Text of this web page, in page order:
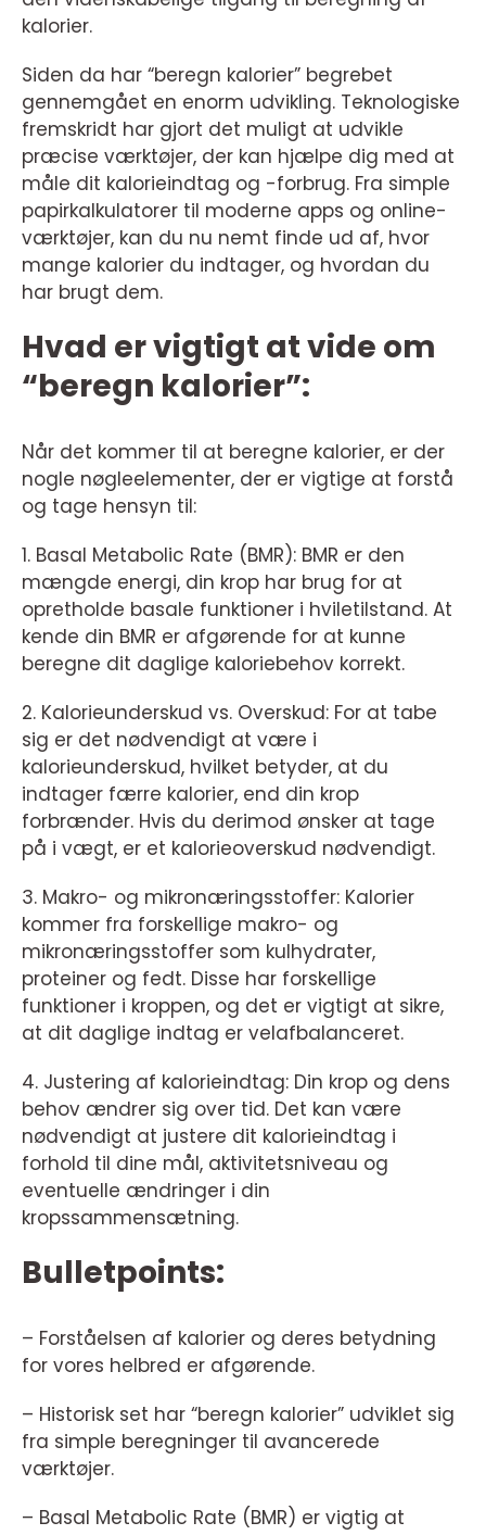
kalorier.
Siden da har “beregn kalorier” begrebet
gennemgået en enorm udvikling. Teknologiske
fremskridt har gjort det muligt at udvikle
præcise værktøjer, der kan hjælpe dig med at
måle dit kalorieindtag og -forbrug. Fra simple
papirkalkulatorer til moderne apps og online-
værktøjer, kan du nu nemt finde ud af, hvor
mange kalorier du indtager, og hvordan du
har brugt dem.
Hvad er vigtigt at vide om
“beregn kalorier”:
Når det kommer til at beregne kalorier, er der
nogle nøgleelementer, der er vigtige at forstå
og tage hensyn til:
1. Basal Metabolic Rate (BMR): BMR er den
mængde energi, din krop har brug for at
opretholde basale funktioner i hviletilstand. At
kende din BMR er afgørende for at kunne
beregne dit daglige kaloriebehov korrekt.
2. Kalorieunderskud vs. Overskud: For at tabe
sig er det nødvendigt at være i
kalorieunderskud, hvilket betyder, at du
indtager færre kalorier, end din krop
forbrænder. Hvis du derimod ønsker at tage
på i vægt, er et kalorieoverskud nødvendigt.
3. Makro- og mikronæringsstoffer: Kalorier
kommer fra forskellige makro- og
mikronæringsstoffer som kulhydrater,
proteiner og fedt. Disse har forskellige
funktioner i kroppen, og det er vigtigt at sikre,
at dit daglige indtag er velafbalanceret.
4. Justering af kalorieindtag: Din krop og dens
behov ændrer sig over tid. Det kan være
nødvendigt at justere dit kalorieindtag i
forhold til dine mål, aktivitetsniveau og
eventuelle ændringer i din
kropssammensætning.
Bulletpoints:
– Forståelsen af kalorier og deres betydning
for vores helbred er afgørende.
– Historisk set har “beregn kalorier” udviklet sig
fra simple beregninger til avancerede
værktøjer.
– Basal Metabolic Rate (BMR) er vigtig at